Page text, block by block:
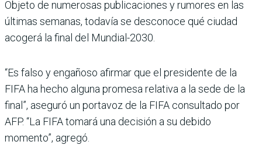
Objeto de numerosas publicaciones y rumores en las
últimas semanas, todavía se desconoce qué ciudad
acogerá la final del Mundial-2030.
“Es falso y engañoso afirmar que el presidente de la
FIFA ha hecho alguna promesa relativa a la sede de la
final”, aseguró un portavoz de la FIFA consultado por
AFP. “La FIFA tomará una decisión a su debido
momento”, agregó.